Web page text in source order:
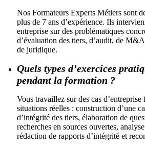
Nos Formateurs Experts Métiers sont
plus de 7 ans d’expérience. Ils
entreprise sur des problématiques
d’évaluation des tiers, d’audit, de
de juridique.
Quels types d’exercices
pendant la formation ?
Vous travaillez sur des cas
situations réelles : construction d’une
d’intégrité des tiers, élaboration de
recherches en sources ouvertes,
rédaction de rapports d’intégrité et